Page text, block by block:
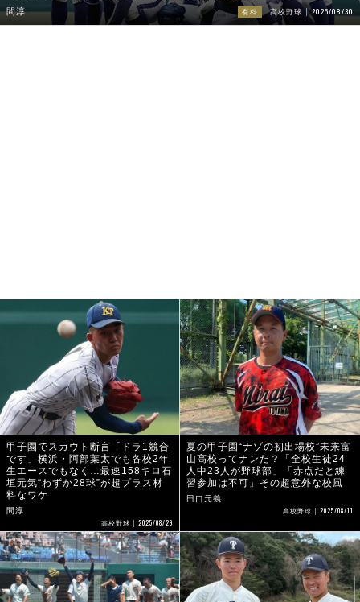
間淳 有料 高校野球 2025/08/30
甲子園でスカウト断言「ドラ1競合
です」横浜・阿部葉太でも各校2年
生エースでもなく…最速158キロ石
垣元気“わずか28球”が超プラス材
料なワケ
間淳
高校野球 2025/08/29
夏の甲子園“ナゾの初出場校”未来富
山高校ってナンだ？「全校生徒24
人中23人が野球部」「赤点だと練
習参加は不可」その超意外な校風
田口元義
高校野球 2025/08/11